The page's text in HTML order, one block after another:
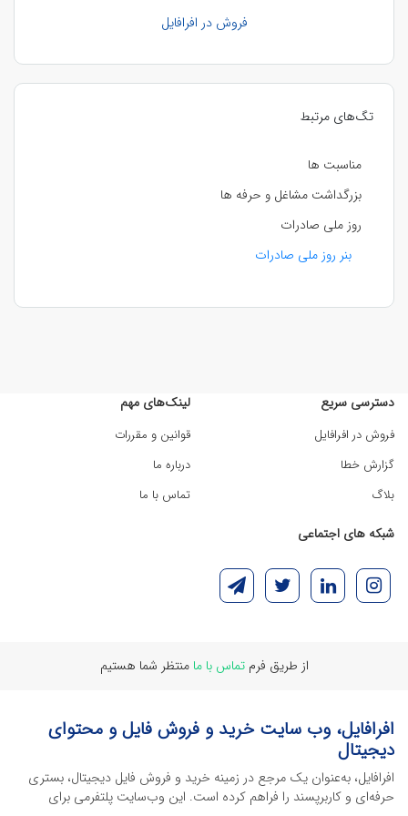
تگ‌های مرتبط
مناسبت ها
بزرگداشت مشاغل و حرفه ها
روز ملی صادرات
بنر روز ملی صادرات
فروش در افرافایل
دسترسی سریع
فروش در افرافایل
گزارش خطا
بلاگ
لینک‌های مهم
قوانین و مقررات
درباره ما
تماس با ما
شبکه های اجتماعی
از طریق فرمتماس با ما منتظر شما هستیم
افرافایل، وب سایت خرید و فروش فایل و محتوای
دیجیتال
افرافایل، به‌عنوان یک مرجع در زمینه خرید و فروش فایل دیجیتال، بستری
حرفه‌ای و کاربرپسند را فراهم کرده است. این وب‌سایت‌ پلتفرمی برای